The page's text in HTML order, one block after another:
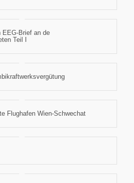
EEG-Brief an de
Teil I
Flughafen Wien-Schwechat